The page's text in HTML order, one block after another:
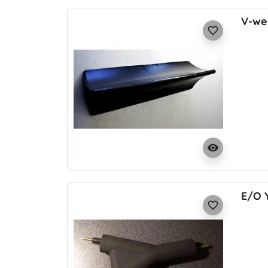
visibility
favorite_border
V-
favorite_border
E/O